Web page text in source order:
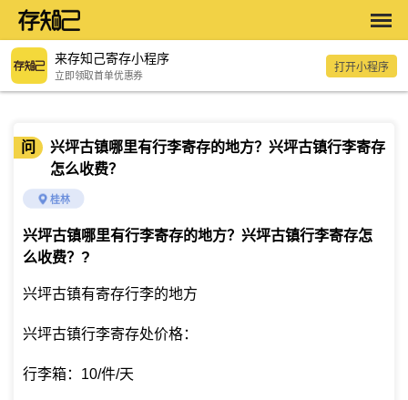
来存知己寄存小程序
立即领取首单优惠券
打开小程序
问
兴坪古镇哪里有行李寄存的地方？兴坪古镇行李寄存
怎么收费？
桂林
兴坪古镇哪里有行李寄存的地方？兴坪古镇行李寄存怎
么收费？ ?
兴坪古镇有寄存行李的地方
兴坪古镇行李寄存处价格：
行李箱：10/件/天